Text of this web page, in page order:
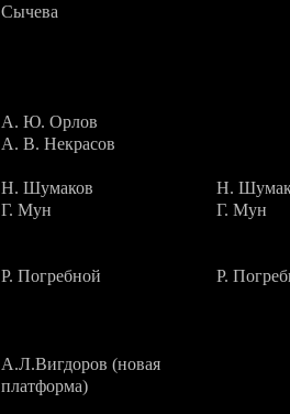
Сычева
А. Ю. Орлов
А. В. Некрасов
Н. Шумаков
Г. Мун
Н.
Г. Мун
Р. Погребной Р.
А.Л.Вигдоров (новая
платформа)